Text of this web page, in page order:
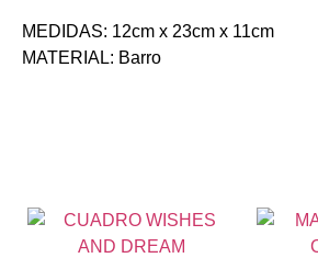
MEDIDAS: 12cm x 23cm x 11cm
MATERIAL: Barro